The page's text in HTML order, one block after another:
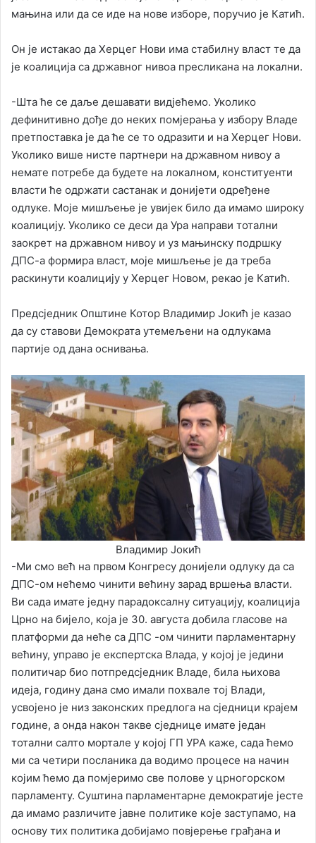
мањина или да се иде на нове изборе, поручио је Катић.
Он је истакао да Херцег Нови има стабилну власт те да
је коалиција са државног нивоа пресликана на локални.
-Шта ће се даље дешавати видјећемо. Уколико
дефинитивно дође до неких помјерања у избору Владе
претпоставка је да ће се то одразити и на Херцег Нови.
Уколико више нисте партнери на државном нивоу а
немате потребе да будете на локалном, конституенти
власти ће одржати састанак и донијети одређене
одлуке. Моје мишљење је увијек било да имамо широку
коалицију. Уколико се деси да Ура направи тотални
заокрет на државном нивоу и уз мањинску подршку
ДПС-а формира власт, моје мишљење је да треба
раскинути коалицију у Херцег Новом, рекао је Катић.
Предсједник Општине Котор Владимир Јокић је казао
да су ставови Демократа утемељени на одлукама
партије од дана оснивања.
Владимир Јокић
-Ми смо већ на првом Конгресу донијели одлуку да са
ДПС-ом нећемо чинити већину зарад вршења власти.
Ви сада имате једну парадоксалну ситуацију, коалиција
Црно на бијело, која је 30. августа добила гласове на
платформи да неће са ДПС -ом чинити парламентарну
већину, управо је експертска Влада, у којој је једини
политичар био потпредсједник Владе, била њихова
идеја, годину дана смо имали похвале тој Влади,
усвојено је низ законских предлога на сједници крајем
године, а онда након такве сједнице имате један
тотални салто мортале у којој ГП УРА каже, сада ћемо
ми са четири посланика да водимо процесе на начин
којим ћемо да помјеримо све полове у црногорском
парламенту. Суштина парламентарне демократије јесте
да имамо различите јавне политике које заступамо, на
основу тих политика добијамо повјерење грађана и